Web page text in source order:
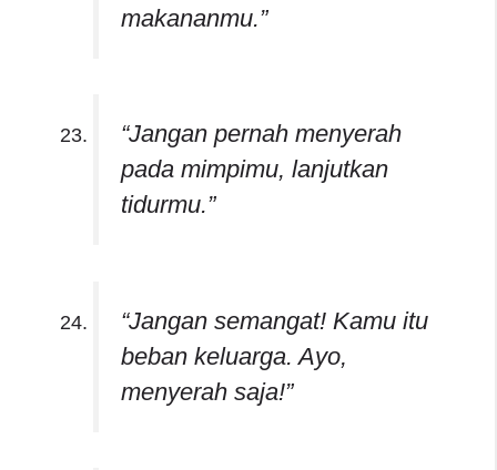
makananmu.”
“Jangan pernah menyerah
pada mimpimu, lanjutkan
tidurmu.”
“Jangan semangat! Kamu itu
beban keluarga. Ayo,
menyerah saja!”